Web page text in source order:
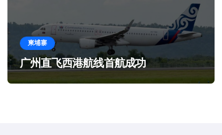
柬埔寨
广州直飞西港航线首航成功